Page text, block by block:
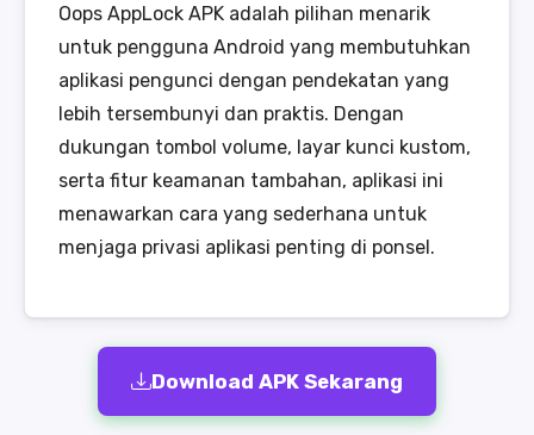
Oops AppLock APK adalah pilihan menarik
untuk pengguna Android yang membutuhkan
aplikasi pengunci dengan pendekatan yang
lebih tersembunyi dan praktis. Dengan
dukungan tombol volume, layar kunci kustom,
serta fitur keamanan tambahan, aplikasi ini
menawarkan cara yang sederhana untuk
menjaga privasi aplikasi penting di ponsel.
Download APK Sekarang